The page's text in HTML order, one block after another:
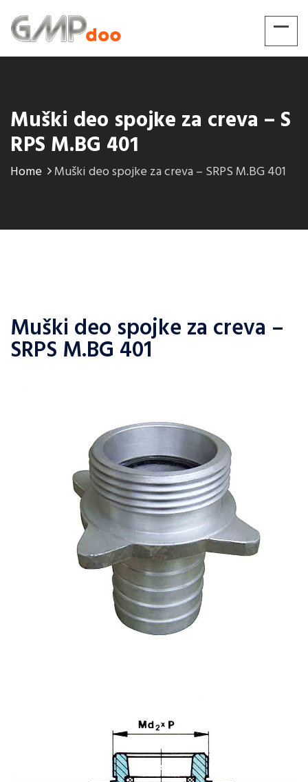
Muški deo spojke za creva – S
RPS M.BG 401
Home Muški deo spojke za creva – SRPS M.BG 401
Muški deo spojke za creva –
SRPS M.BG 401